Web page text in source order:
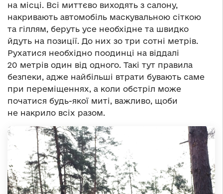
на місці. Всі миттєво виходять з салону,
накривають автомобіль маскувальною сіткою
та гіллям, беруть усе необхідне та швидко
йдуть на позиції. До них зо три сотні метрів.
Рухатися необхідно поодинці на віддалі
20 метрів один від одного. Такі тут правила
безпеки, адже найбільші втрати бувають саме
при переміщеннях, а коли обстріл може
початися будь-якої миті, важливо, щоби
не накрило всіх разом.